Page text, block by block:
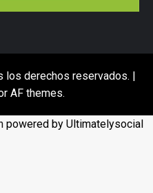
los derechos reservados. |
AF themes.
powered by Ultimatelysocial